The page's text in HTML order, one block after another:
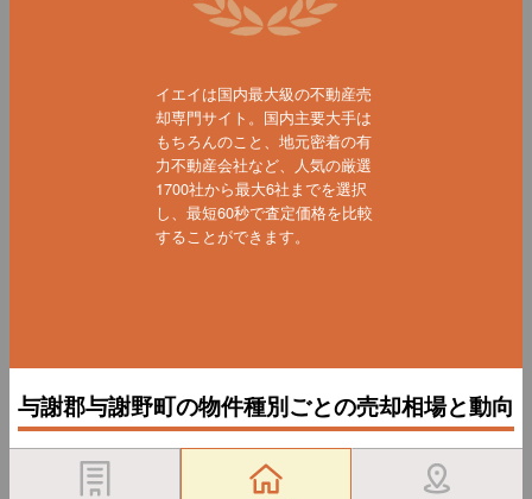
イエイは国内最大級の不動産売
却専門サイト。国内主要大手は
もちろんのこと、地元密着の有
力不動産会社など、人気の厳選
1700社から最大6社までを選択
し、最短60秒で査定価格を比較
することができます。
与謝郡与謝野町の物件種別ごとの売却相場と動向